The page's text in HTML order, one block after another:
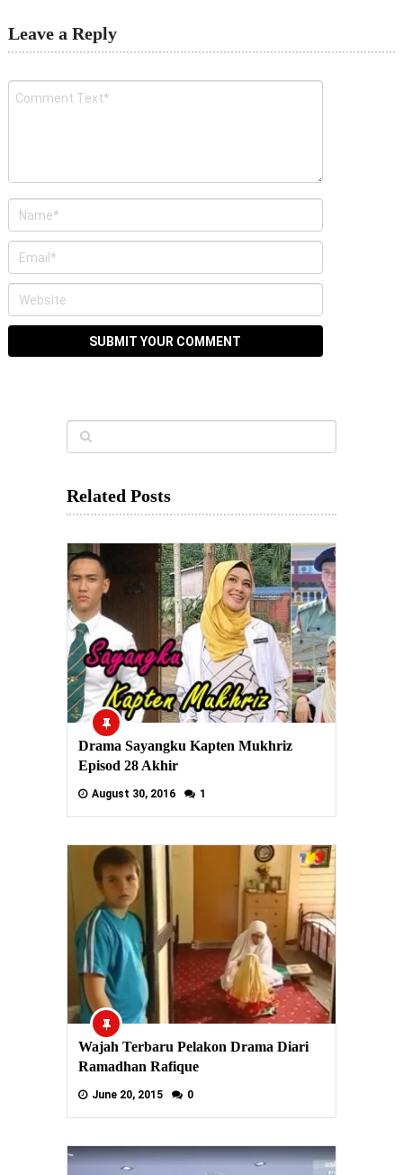
Leave a Reply
Related Posts
Drama Sayangku Kapten Mukhriz
Episod 28 Akhir
August 30, 2016 1
Wajah Terbaru Pelakon Drama Diari
Ramadhan Rafique
June 20, 2015 0